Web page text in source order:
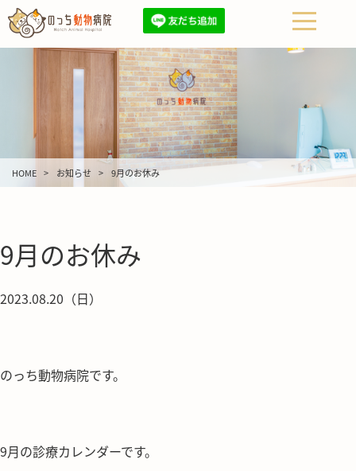
HOME お知らせ 9月のお休み
9月のお休み
2023.08.20（日）
のっち動物病院です。
9月の診療カレンダーです。